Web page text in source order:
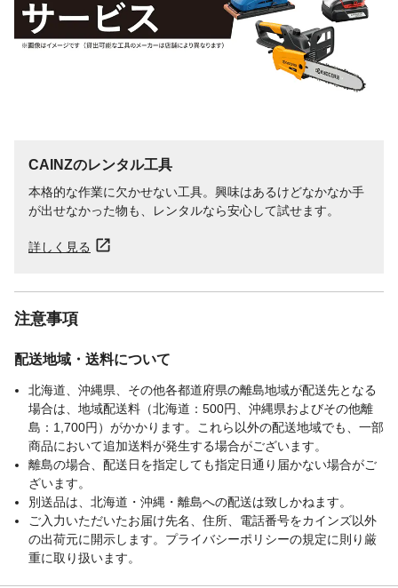
CAINZのレンタル工具
本格的な作業に欠かせない工具。興味はあるけどなかなか手
が出せなかった物も、レンタルなら安心して試せます。
詳しく見る
注意事項
配送地域・送料について
北海道、沖縄県、その他各都道府県の離島地域が配送先となる
場合は、地域配送料（北海道：500円、沖縄県およびその他離
島：1,700円）がかかります。これら以外の配送地域でも、一部
商品において追加送料が発生する場合がございます。
離島の場合、配送日を指定しても指定日通り届かない場合がご
ざいます。
別送品は、北海道・沖縄・離島への配送は致しかねます。
ご入力いただいたお届け先名、住所、電話番号をカインズ以外
の出荷元に開示します。プライバシーポリシーの規定に則り厳
重に取り扱います。